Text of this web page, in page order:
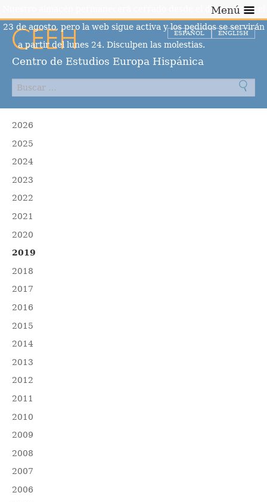
Centro de Estudios Europa Hispánica
ESPAÑOL ENGLISH
Menú
2026
2025
2024
2023
2022
2021
2020
2019
2018
2017
2016
2015
2014
2013
2012
2011
2010
2009
2008
2007
2006
Nuestro almacén permanecerá cerrado desde el día 10 hasta el
23 de agosto, pero la web sigue activa y los pedidos se servirán
a partir del lunes 24. Disculpen las molestias.